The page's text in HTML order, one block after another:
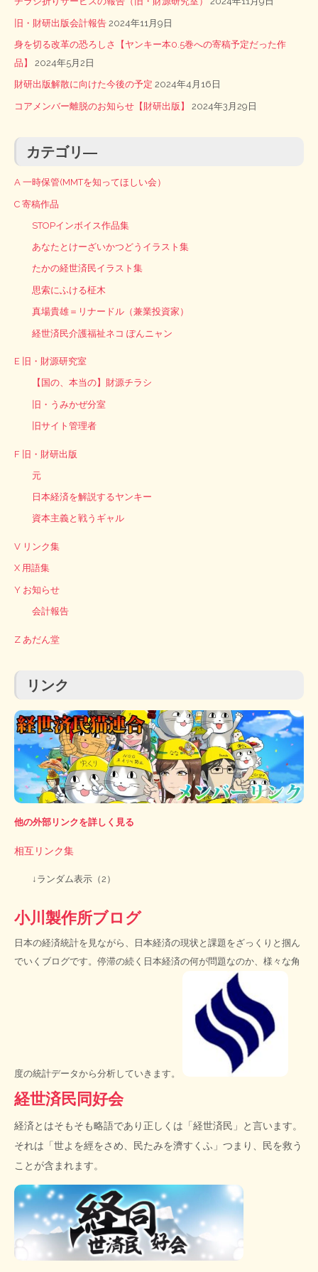
旧・財研出版会計報告 2024年11月9日
身を切る改革の恐ろしさ【ヤンキー本0.5巻への寄稿予定だった作
品】
2024年5月2日
財研出版解散に向けた今後の予定 2024年4月16日
コアメンバー離脱のお知らせ【財研出版】 2024年3月29日
カテゴリ―
A 一時保管(MMTを知ってほしい会）
C 寄稿作品
STOPインボイス作品集
あなたとけーざいかつどうイラスト集
たかの経世済民イラスト集
思索にふける柾木
真場貴雄＝リナードル（兼業投資家）
経世済民介護福祉ネコ ぽんニャン
E 旧・財源研究室
【国の、本当の】財源チラシ
旧・うみかぜ分室
旧サイト管理者
F 旧・財研出版
元
日本経済を解説するヤンキー
資本主義と戦うギャル
V リンク集
X 用語集
Y お知らせ
会計報告
Z あだん堂
リンク
他の外部リンクを詳しく見る
相互リンク集
↓ランダム表示（2）
小川製作所ブログ
日本の経済統計を見ながら、日本経済の現状と課題をざっくりと掴ん
でいくブログです。停滞の続く日本経済の何が問題なのか、様々な角
度の統計データから分析していきます。
経世済民同好会
経済とはそもそも略語であり正しくは「経世済民」と言います。
それは「世よを經をさめ、民たみを濟すくふ」つまり、民を救う
ことが含まれます。